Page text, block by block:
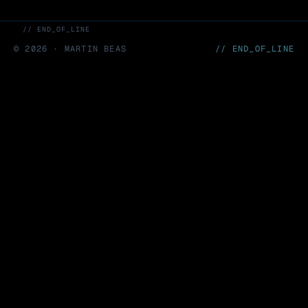
// END_OF_LINE
©2026 · MARTIN BEAS // END_OF_LINE